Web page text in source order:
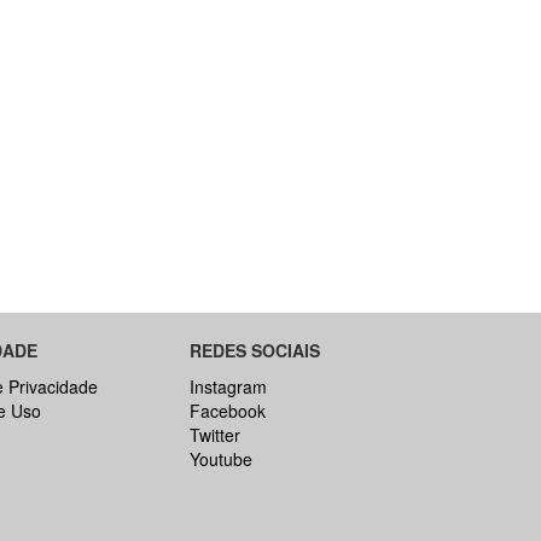
Privacidade
Uso
REDES SOCIAIS
Instagram
Facebook
Twitter
Youtube